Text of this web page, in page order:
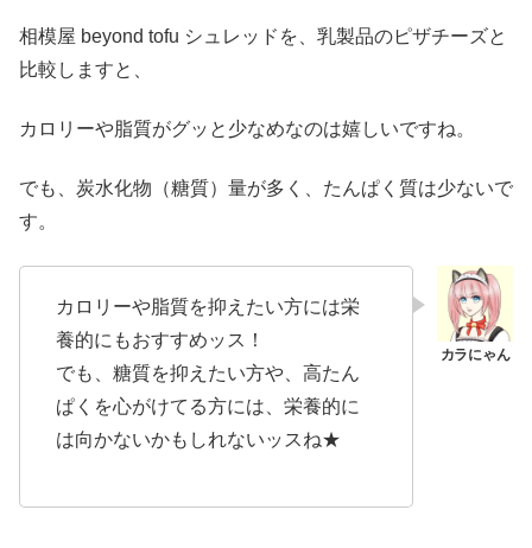
相模屋 beyond tofu シュレッドを、乳製品のピザチーズと
比較しますと、
カロリーや脂質がグッと少なめなのは嬉しいですね。
でも、炭水化物（糖質）量が多く、たんぱく質は少ないで
す。
カロリーや脂質を抑えたい方には栄
養的にもおすすめッス！
でも、糖質を抑えたい方や、高たん
ぱくを心がけてる方には、栄養的に
は向かないかもしれないッスね★